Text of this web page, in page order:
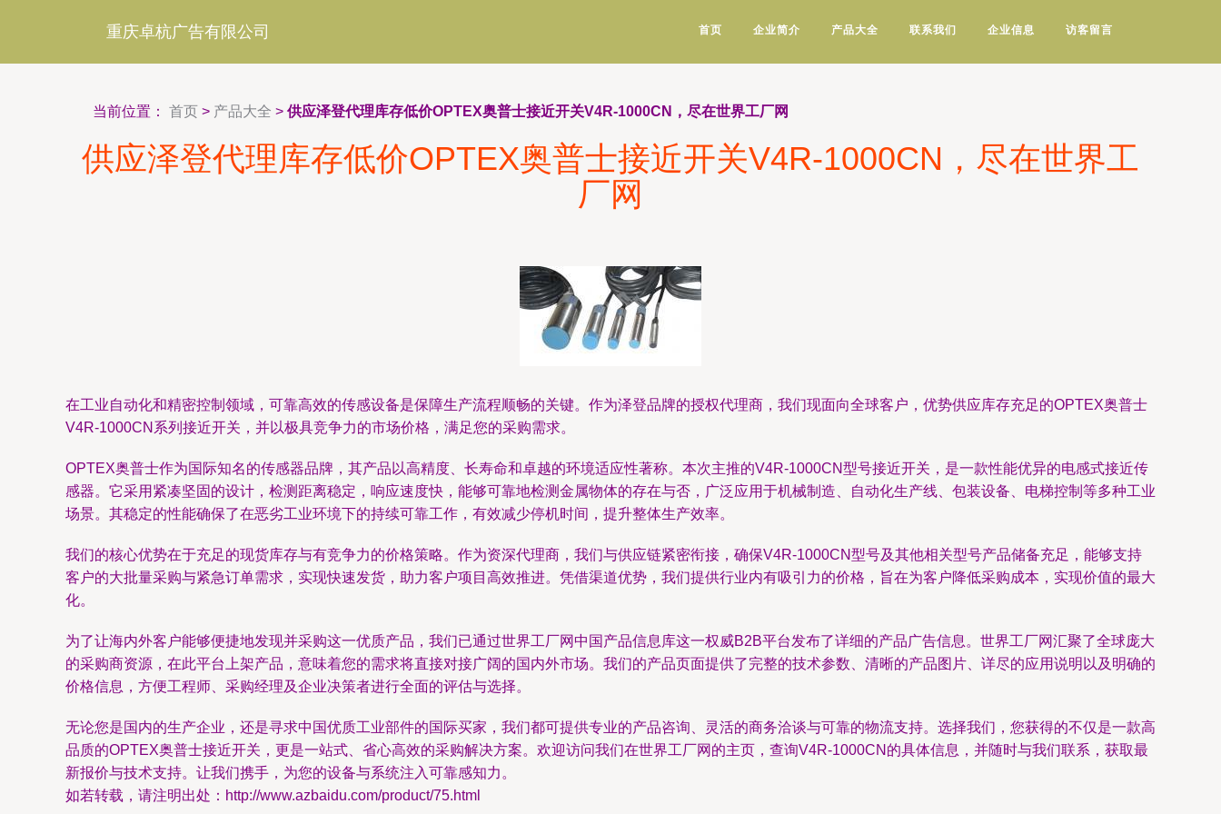
重庆卓杭广告有限公司 首页 企业简介 产品大全 联系我们 企业信息 访客留言
当前位置： 首页 > 产品大全 > 供应泽登代理库存低价OPTEX奥普士接近开关V4R-1000CN，尽在世界工厂网
供应泽登代理库存低价OPTEX奥普士接近开关V4R-1000CN，尽在世界工
厂网
在工业自动化和精密控制领域，可靠高效的传感设备是保障生产流程顺畅的关键。作为泽登品牌的授权代理商，我们现面向全球客户，优势供应库存充足的OPTEX奥普士
V4R-1000CN系列接近开关，并以极具竞争力的市场价格，满足您的采购需求。
OPTEX奥普士作为国际知名的传感器品牌，其产品以高精度、长寿命和卓越的环境适应性著称。本次主推的V4R-1000CN型号接近开关，是一款性能优异的电感式接近传
感器。它采用紧凑坚固的设计，检测距离稳定，响应速度快，能够可靠地检测金属物体的存在与否，广泛应用于机械制造、自动化生产线、包装设备、电梯控制等多种工业
场景。其稳定的性能确保了在恶劣工业环境下的持续可靠工作，有效减少停机时间，提升整体生产效率。
我们的核心优势在于充足的现货库存与有竞争力的价格策略。作为资深代理商，我们与供应链紧密衔接，确保V4R-1000CN型号及其他相关型号产品储备充足，能够支持
客户的大批量采购与紧急订单需求，实现快速发货，助力客户项目高效推进。凭借渠道优势，我们提供行业内有吸引力的价格，旨在为客户降低采购成本，实现价值的最大
化。
为了让海内外客户能够便捷地发现并采购这一优质产品，我们已通过世界工厂网中国产品信息库这一权威B2B平台发布了详细的产品广告信息。世界工厂网汇聚了全球庞大
的采购商资源，在此平台上架产品，意味着您的需求将直接对接广阔的国内外市场。我们的产品页面提供了完整的技术参数、清晰的产品图片、详尽的应用说明以及明确的
价格信息，方便工程师、采购经理及企业决策者进行全面的评估与选择。
无论您是国内的生产企业，还是寻求中国优质工业部件的国际买家，我们都可提供专业的产品咨询、灵活的商务洽谈与可靠的物流支持。选择我们，您获得的不仅是一款高
品质的OPTEX奥普士接近开关，更是一站式、省心高效的采购解决方案。欢迎访问我们在世界工厂网的主页，查询V4R-1000CN的具体信息，并随时与我们联系，获取最
新报价与技术支持。让我们携手，为您的设备与系统注入可靠感知力。
如若转载，请注明出处：http://www.azbaidu.com/product/75.html